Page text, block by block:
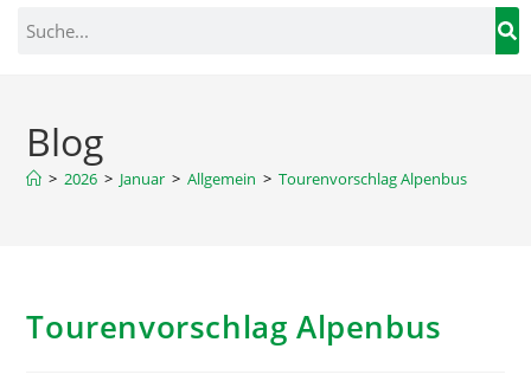
Blog
> 2026 > Januar > Allgemein > Tourenvorschlag Alpenbus
Tourenvorschlag Alpenbus